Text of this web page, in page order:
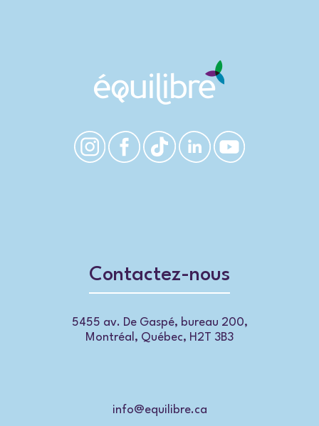
Contactez-nous
5455 av. De Gaspé, bureau 200,
Montréal, Québec, H2T 3B3
info@equilibre.ca